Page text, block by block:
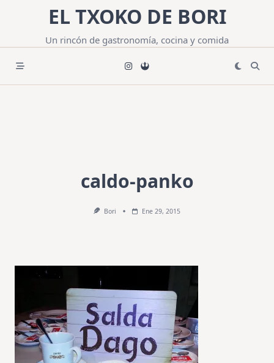
contenido
EL TXOKO DE BORI
Un rincón de gastronomía, cocina y comida
caldo-panko
Bori Ene 29, 2015